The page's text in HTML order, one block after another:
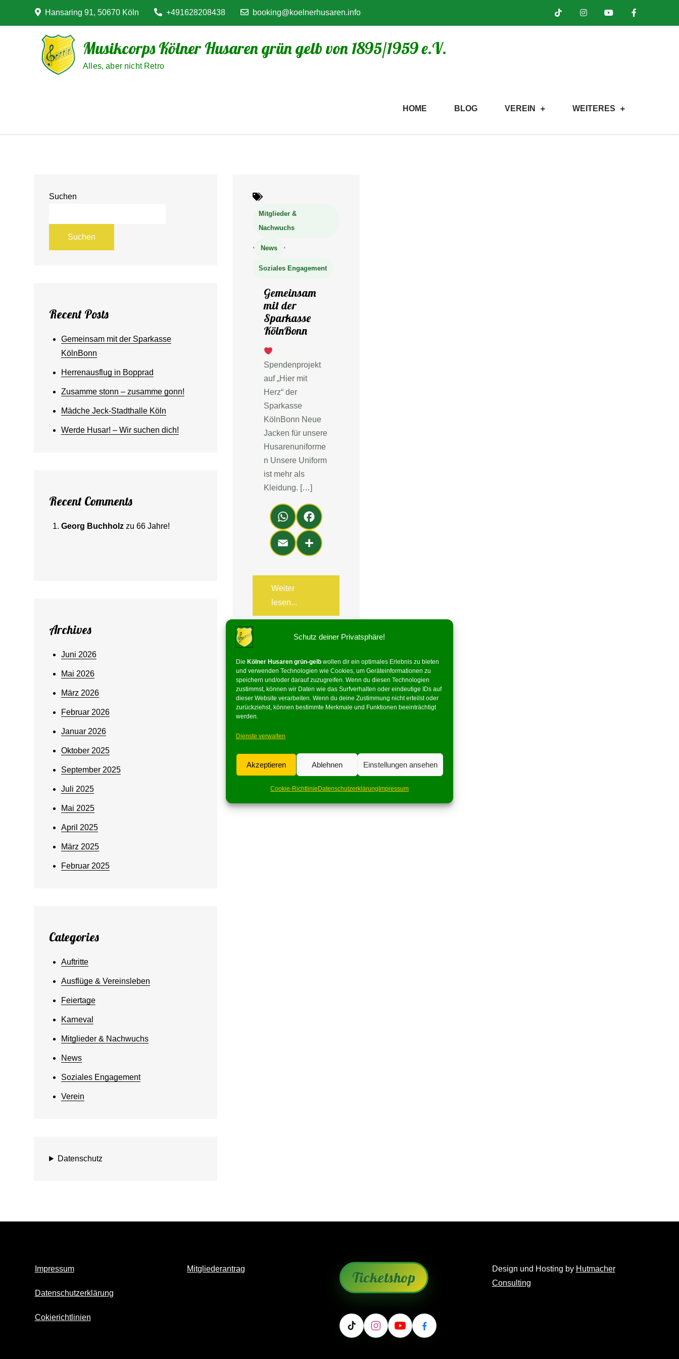
Schutz deiner Privatsphäre!
Die Kölner Husaren grün-gelb wollen dir ein optimales Erlebnis zu bieten
und verwenden Technologien wie Cookies, um Geräteinformationen zu
speichern und/oder darauf zuzugreifen. Wenn du diesen Technologien
zustimmst, können wir Daten wie das Surfverhalten oder eindeutige IDs auf
dieser Website verarbeiten. Wenn du deine Zustimmung nicht erteilst oder
zurückziehst, können bestimmte Merkmale und Funktionen beeinträchtigt
werden.
Dienste verwalten
Akzeptieren Ablehnen Einstellungen ansehen
Cookie-Richtlinie Datenschutzerklärung Impressum
Hansaring 91, 50670 Köln +491628208438 booking@koelnerhusaren.info
Musikcorps Kölner Husaren grün gelb von 1895/1959 e.V.
Alles, aber nicht Retro
HOME BLOG VEREIN WEITERES
Mitglieder &
Nachwuchs
, News ,
Soziales Engagement
Gemeinsam
mit der
Sparkasse
KölnBonn
Spendenprojekt
auf „Hier mit
Herz“ der
Sparkasse
KölnBonn Neue
Jacken für unsere
Husarenuniforme
n Unsere Uniform
ist mehr als
Kleidung. […]
Wh
ats
Ap
p
Fa
ce
bo
ok
Em
ail
Teil
en
Weiter
lesen...
Suchen
Suchen
Recent Posts
Gemeinsam mit der Sparkasse
KölnBonn
Herrenausflug in Bopprad
Zusamme stonn – zusamme gonn!
Mädche Jeck-Stadthalle Köln
Werde Husar! – Wir suchen dich!
Recent Comments
Georg Buchholz zu66 Jahre!
Archives
Juni 2026
Mai 2026
März 2026
Februar 2026
Januar 2026
Oktober 2025
September 2025
Juli 2025
Mai 2025
April 2025
März 2025
Februar 2025
Categories
Auftritte
Ausflüge & Vereinsleben
Feiertage
Karneval
Mitglieder & Nachwuchs
News
Soziales Engagement
Verein
Datenschutz
Impressum
Datenschutzerklärung
Cokierichtlinien
Mitgliederantrag Ticketshop Design und Hosting by Hutmacher
Consulting